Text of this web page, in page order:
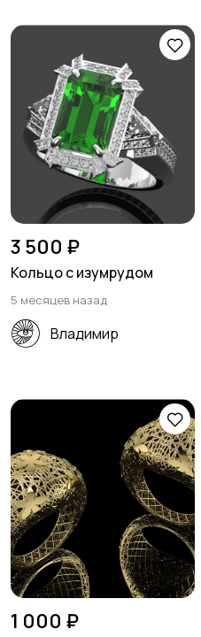
3 500 ₽
Кольцо с изумрудом
5 месяцев назад
Владимир
1 000 ₽